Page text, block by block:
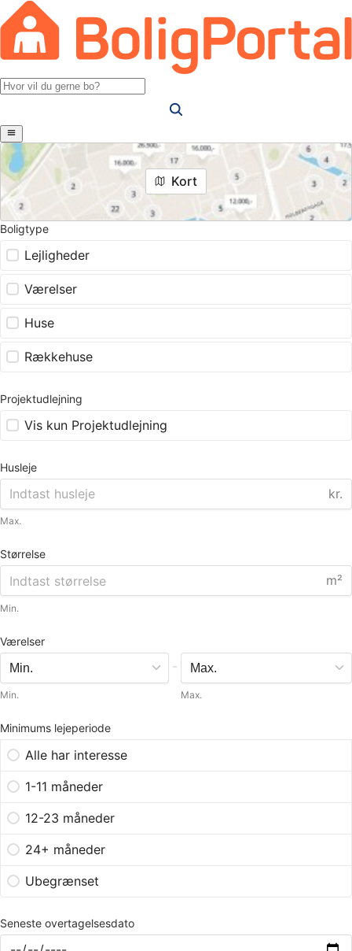
Kort
Boligtype
Lejligheder
Værelser
Huse
Rækkehuse
Projektudlejning
Vis kun Projektudlejning
Husleje
kr.
Max.
Størrelse
m²
Min.
Værelser
Min.
-
Max.
Minimums lejeperiode
Alle har interesse
1-11 måneder
12-23 måneder
24+ måneder
Ubegrænset
Seneste overtagelsesdato